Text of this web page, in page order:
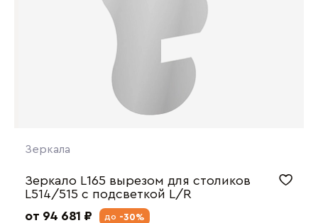
Зеркала
Зеркало L165 вырезом для столиков
L514/515 с подсветкой L/R
от 94 681 ₽
до -30%